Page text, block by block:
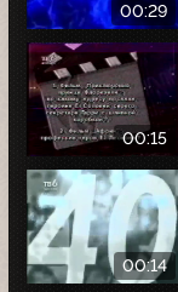
00:29
00:15
00:14